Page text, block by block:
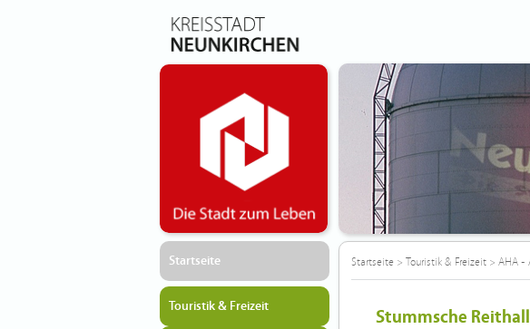
Startseite
Touristik & Freizeit
Startseite> Touristik & Freizeit> AHA -
Stummsche